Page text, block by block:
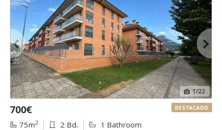
1/22
700€
75m2 2 Bd. 1 Bathroom
DESTACADO